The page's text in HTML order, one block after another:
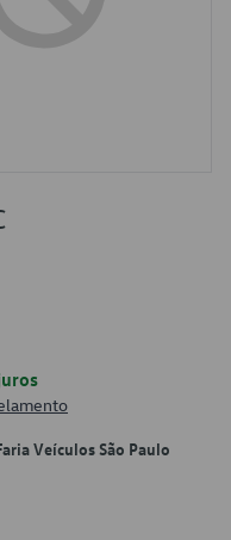
Veículos São Paulo